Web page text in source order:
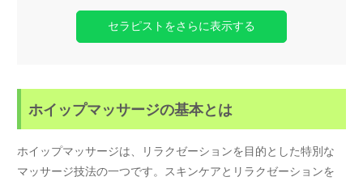
セラピストをさらに表示する
ホイップマッサージの基本とは
ホイップマッサージは、リラクゼーションを目的とした特別な
マッサージ技法の一つです。スキンケアとリラクゼーションを